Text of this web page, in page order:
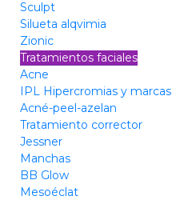
Sculpt
Silueta alqvimia
Zionic
Tratamientos faciales
Acne
IPL Hipercromias y marcas
Acné-peel-azelan
Tratamiento corrector
Jessner
Manchas
BB Glow
Mesoéclat